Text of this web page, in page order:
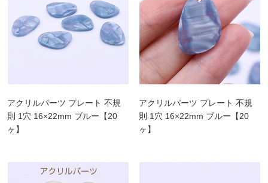
アクリルパーツ プレート 不規
則 1穴 16×22mm ブルー【20
ヶ】
アクリルパーツ プレート 不規
則 1穴 16×22mm ブルー【20
ヶ】